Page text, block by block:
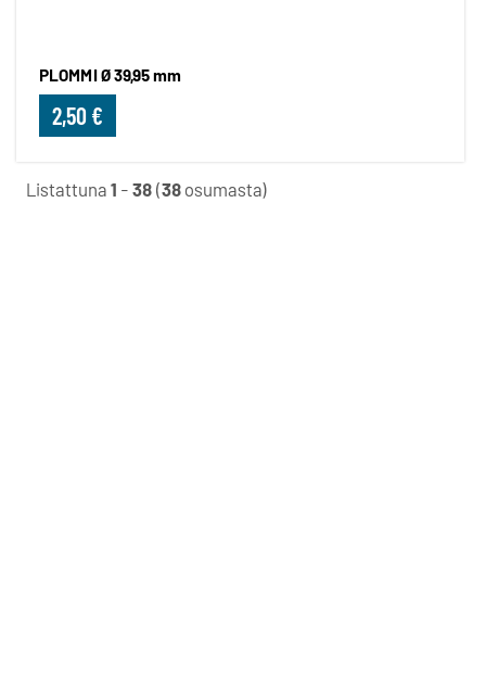
PLOMMI Ø 39,95 mm
2,50 €
Listattuna1 -38 (38osumasta)